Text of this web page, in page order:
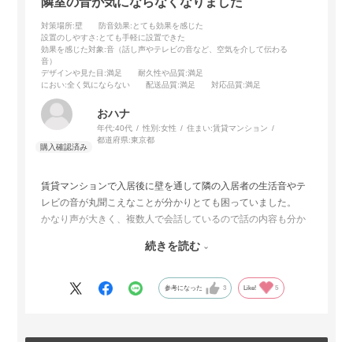
対策場所:壁 防音効果:とても効果を感じた
設置のしやすさ :とても手軽に設置できた
効果を感じた対象:音（話し声やテレビの音など、空気を介して伝わる
音）
デザインや見た目 :満足 耐久性や品質:満足
におい:全く気にならない 配送品質:満足 対応品質:満足
おハナ
年代:40代 性別:女性 住まい:賃貸マンション
都道府県:東京都
賃貸マンションで入居後に壁を通して隣の入居者の生活音やテ
レビの音が丸聞こえなことが分かりとても困っていました。
かなり声が大きく、複数人で会話しているので話の内容も分か
また、夜中に大きなくしゃみをするのでそれがとても気になっ
壁一面の施工で少しお値段はしましたが、設置して本当によか
だきました。鉄筋造でも隣室の音が聞こえることとこちらの生
続きを読む
参考になった 3 Like! 5